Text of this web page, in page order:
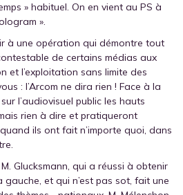
» habituel. On en vient au PS à
».
à une opération qui démontre tout
de certains médias aux
et l’exploitation sans limite des
: l’Arcom ne dira rien ! Face à la
l’audiovisuel public les hauts
rien à dire et pratiqueront
ils ont fait n’importe quoi, dans
Glucksmann, qui a réussi à obtenir
et qui n’est pas sot, fait une